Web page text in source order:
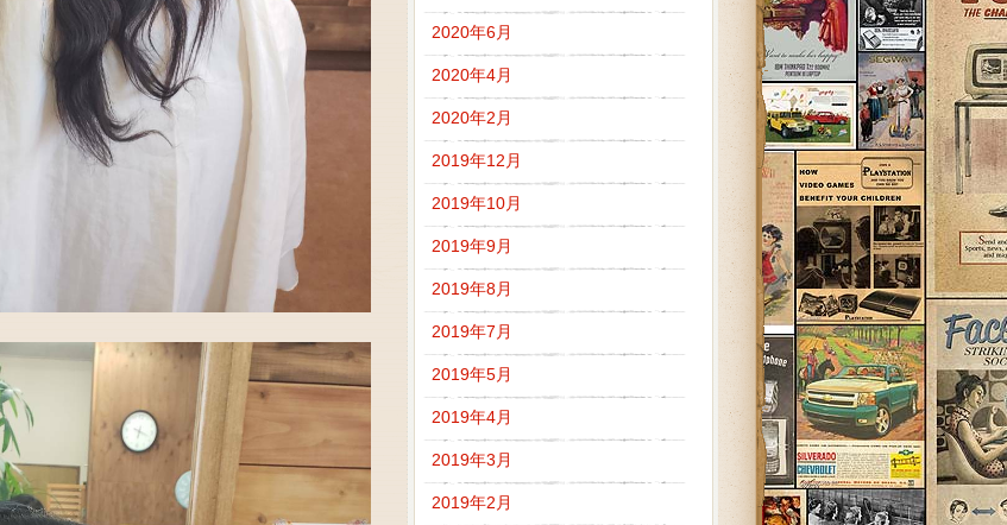
2020年6月
2020年4月
2020年2月
2019年12月
2019年10月
2019年9月
2019年8月
2019年7月
2019年5月
2019年4月
2019年3月
2019年2月